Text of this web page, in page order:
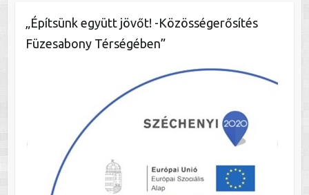
„Építsünk együtt jövőt! -Közösségerősítés
Füzesabony Térségében”